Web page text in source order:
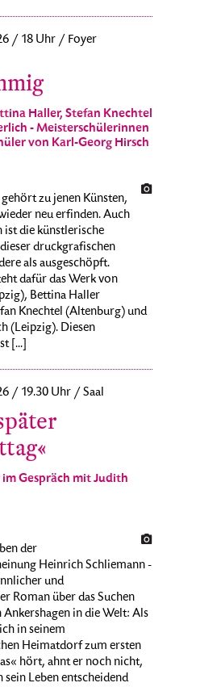
/ 18 Uhr / Foyer
Haller, Stefan Knechtel
- Meisterschülerinnen
von Karl-Georg Hirsch
zu jenen Künsten,
neu erfinden. Auch
ist die künstlerische
druckgrafischen
als ausgeschöpft.
dafür das Werk von
Bettina Haller
Knechtel (Altenburg) und
(Leipzig). Diesen
[...]
/ 19.30 Uhr / Saal
Gespräch mit Judith
der
Heinrich Schliemann -
und
Roman über das Suchen
Ankershagen in die Welt: Als
in seinem
Heimatdorf zum ersten
hört, ahnt er noch nicht,
sein Leben entscheidend